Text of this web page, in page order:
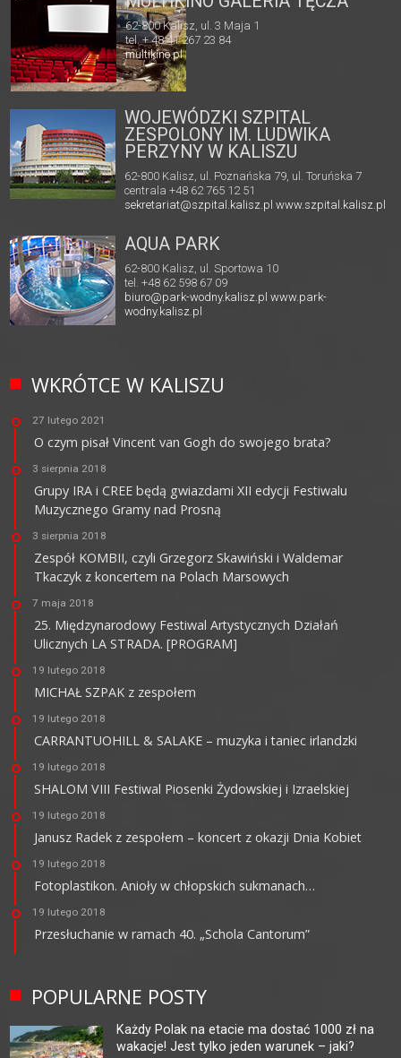
62-800 Kalisz, ul. 3 Maja 1
tel. + 48 41 267 23 84
multikino.pl
WOJEWÓDZKI SZPITAL
ZESPOLONY IM. LUDWIKA
PERZYNY W KALISZU
62-800 Kalisz, ul. Poznańska 79, ul. Toruńska 7
centrala +48 62 765 12 51
sekretariat@szpital.kalisz.pl www.szpital.kalisz.pl
AQUA PARK
62-800 Kalisz, ul. Sportowa 10
tel. +48 62 598 67 09
biuro@park-wodny.kalisz.pl www.park-
wodny.kalisz.pl
WKRÓTCE W KALISZU
27 lutego 2021
O czym pisał Vincent van Gogh do swojego brata?
3 sierpnia 2018
Grupy IRA i CREE będą gwiazdami XII edycji Festiwalu
Muzycznego Gramy nad Prosną
3 sierpnia 2018
Zespół KOMBII, czyli Grzegorz Skawiński i Waldemar
Tkaczyk z koncertem na Polach Marsowych
7 maja 2018
25. Międzynarodowy Festiwal Artystycznych Działań
Ulicznych LA STRADA. [PROGRAM]
19 lutego 2018
MICHAŁ SZPAK z zespołem
19 lutego 2018
CARRANTUOHILL & SALAKE – muzyka i taniec irlandzki
19 lutego 2018
SHALOM VIII Festiwal Piosenki Żydowskiej i Izraelskiej
19 lutego 2018
Janusz Radek z zespołem – koncert z okazji Dnia Kobiet
19 lutego 2018
Fotoplastikon. Anioły w chłopskich sukmanach…
19 lutego 2018
Przesłuchanie w ramach 40. „Schola Cantorum”
POPULARNE POSTY
Każdy Polak na etacie ma dostać 1000 zł na
wakacje! Jest tylko jeden warunek – jaki?